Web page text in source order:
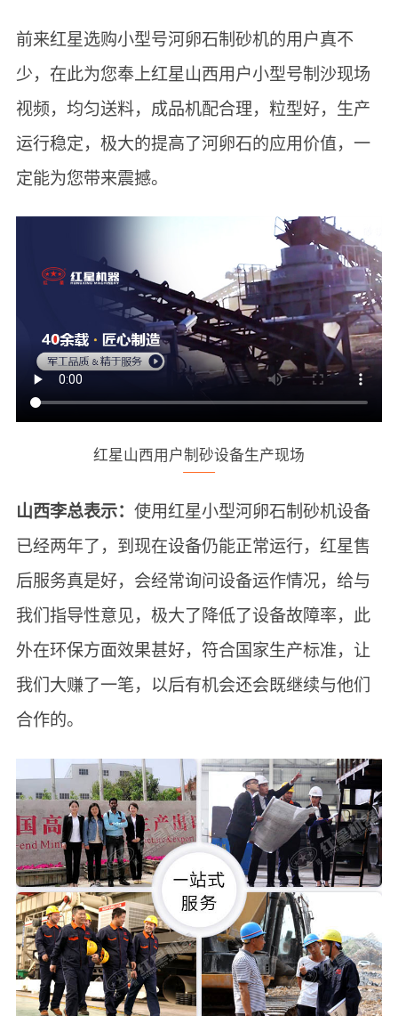
前来红星选购小型号河卵石制砂机的用户真不
少，在此为您奉上红星山西用户小型号制沙现场
视频，均匀送料，成品机配合理，粒型好，生产
运行稳定，极大的提高了河卵石的应用价值，一
定能为您带来震撼。
红星山西用户制砂设备生产现场
山西李总表示： 使用红星小型河卵石制砂机设备
已经两年了，到现在设备仍能正常运行，红星售
后服务真是好，会经常询问设备运作情况，给与
我们指导性意见，极大了降低了设备故障率，此
外在环保方面效果甚好，符合国家生产标准，让
我们大赚了一笔，以后有机会还会既继续与他们
合作的。